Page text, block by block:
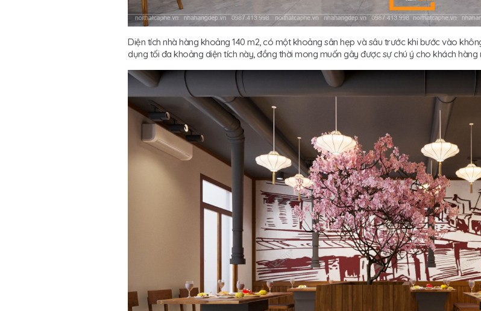
Diện tích nhà hàng khoảng 140 m2, có một khoảng sân hẹp và sâu trước khi bước vào
dụng tối đa khoảng diện tích này, đồng thời mong muốn gây được sự chú ý cho khách